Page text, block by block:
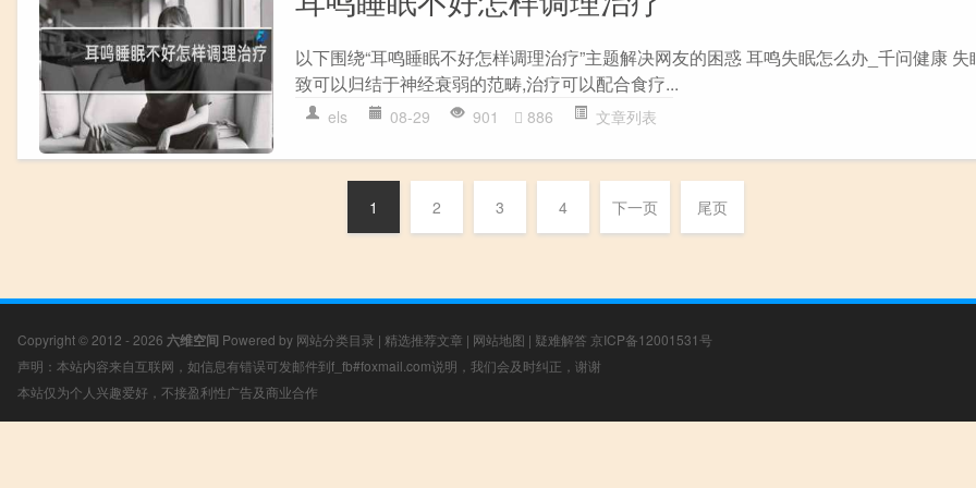
以下围绕“耳鸣睡眠不好怎样调理治疗”主题解决网友的困惑 耳鸣失眠怎么办_千问健康
致可以归结于神经衰弱的范畴,治疗可以配合食疗...
els 08-29 901 886 文章列表
1 2 3 4 下一页 尾页
Copyright © 2012 - 2026 六维空间 Powered by 网站分类目录 | 精选推荐文章 | 网站地图 | 疑难解答 京ICP备12001531号
声明：本站内容来自互联网，如信息有错误可发邮件到f_fb#foxmail.com说明，我们会及时纠正，谢谢
本站仅为个人兴趣爱好，不接盈利性广告及商业合作